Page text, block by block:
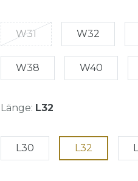
W31 W32
W38 W40
Länge: L32
L30 L32